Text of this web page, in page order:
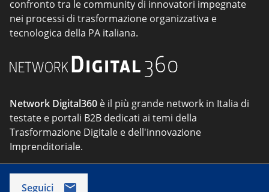
confronto tra le community di innovatori impegnate
nei processi di trasformazione organizzativa e
tecnologica della PA italiana.
Network Digital360 è il più grande network in Italia di
testate e portali B2B dedicati ai temi della
Trasformazione Digitale e dell'innovazione
Imprenditoriale.
Seguici